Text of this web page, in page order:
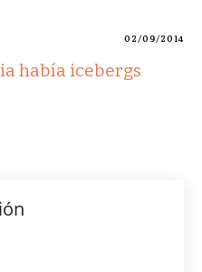
02/09/2014
había icebergs